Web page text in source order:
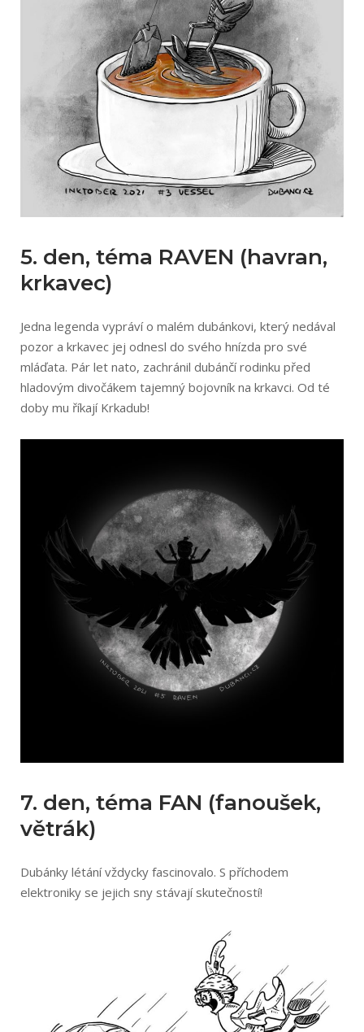
5. den, téma RAVEN (havran,
krkavec)
Jedna legenda vypráví o malém dubánkovi, který nedával
pozor a krkavec jej odnesl do svého hnízda pro své
mláďata. Pár let nato, zachránil dubánčí rodinku před
hladovým divočákem tajemný bojovník na krkavci. Od té
doby mu říkají Krkadub!
7. den, téma FAN (fanoušek,
větrák)
Dubánky létání vždycky fascinovalo. S příchodem
elektroniky se jejich sny stávají skutečností!